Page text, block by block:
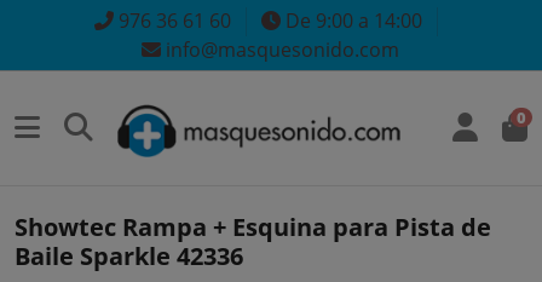
976 36 61 60
De 9:00 a 14:00
info@masquesonido.com
0
Showtec Rampa + Esquina para Pista de
Baile Sparkle 42336